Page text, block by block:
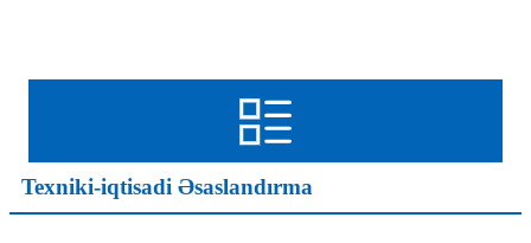
Texniki-iqtisadi Əsaslandırma